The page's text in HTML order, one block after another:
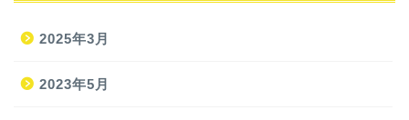
2025年3月
2023年5月